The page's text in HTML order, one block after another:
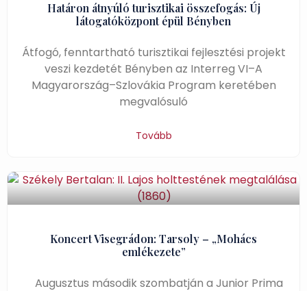
Határon átnyúló turisztikai összefogás: Új
látogatóközpont épül Bényben
Átfogó, fenntartható turisztikai fejlesztési projekt
veszi kezdetét Bényben az Interreg VI–A
Magyarország–Szlovákia Program keretében
megvalósuló
Tovább
Koncert Visegrádon: Tarsoly – „Mohács
emlékezete”
Augusztus második szombatján a Junior Prima